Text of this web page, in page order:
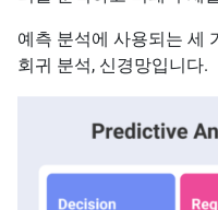
예측 분석에 사용되는 세
회귀 분석, 신경망입니다.